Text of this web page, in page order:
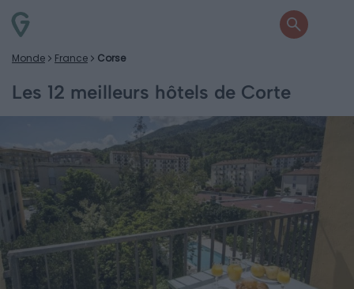
Monde France Corse
Les 12 meilleurs hôtels de Corte